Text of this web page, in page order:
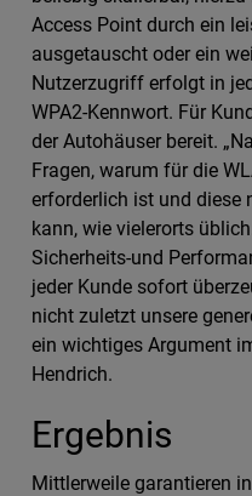
Access Point durch ein
ausgetauscht oder ein
Nutzerzugriff erfolgt in
WPA2-Kennwort. Für
der Autohäuser bereit.
Fragen, warum für die
erforderlich ist und diese
kann, wie vielerorts
Sicherheits-und
jeder Kunde sofort
nicht zuletzt unsere
ein wichtiges Argument
Hendrich.
Ergebnis
Mittlerweile garantieren